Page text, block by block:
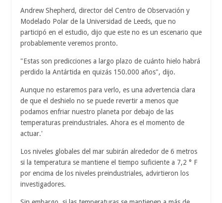
Andrew Shepherd, director del Centro de Observación y
Modelado Polar de la Universidad de Leeds, que no
participó en el estudio, dijo que este no es un escenario que
probablemente veremos pronto.
"Estas son predicciones a largo plazo de cuánto hielo habrá
perdido la Antártida en quizás 150.000 años", dijo.
Aunque no estaremos para verlo, es una advertencia clara
de que el deshielo no se puede revertir a menos que
podamos enfriar nuestro planeta por debajo de las
temperaturas preindustriales. Ahora es el momento de
actuar.'
Los niveles globales del mar subirán alrededor de 6 metros
si la temperatura se mantiene el tiempo suficiente a 7,2 ° F
por encima de los niveles preindustriales, advirtieron los
investigadores.